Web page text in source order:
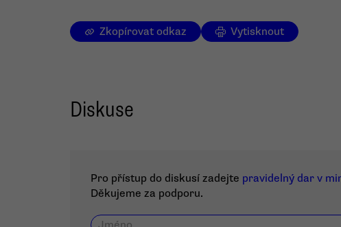
Zkopírovat odkaz Vytisknout
Diskuse
Pro přístup do diskusí zadejte pravidelný dar v
Děkujeme za podporu.